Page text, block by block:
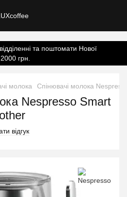
та поштомати Нової
грн.
молока Спінювачі молока
Nespresso Smart
відгук